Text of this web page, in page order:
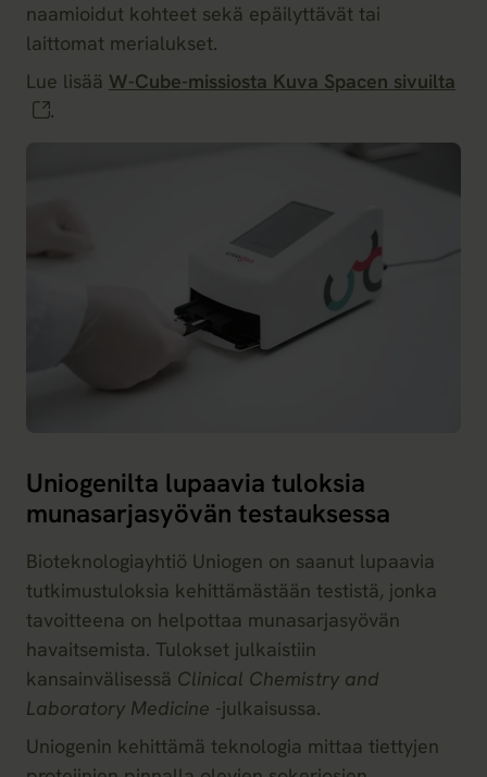
naamioidut kohteet sekä epäilyttävät tai
laittomat merialukset.
Lue lisää W-Cube-missiosta Kuva Spacen sivuilta
.
Uniogenilta lupaavia tuloksia
munasarjasyövän testauksessa
Bioteknologiayhtiö Uniogen on saanut lupaavia
tutkimustuloksia kehittämästään testistä, jonka
tavoitteena on helpottaa munasarjasyövän
havaitsemista. Tulokset julkaistiin
kansainvälisessä Clinical Chemistry and
Laboratory Medicine -julkaisussa.
Uniogenin kehittämä teknologia mittaa tiettyjen